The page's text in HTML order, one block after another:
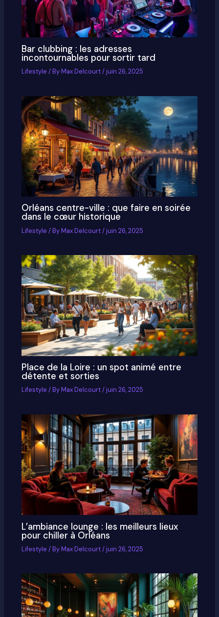
Bar clubbing : les adresses
incontournables pour sortir tard
Lifestyle / ByMax Delcourt/juin 26, 2025
Orléans centre-ville : que faire en soirée
dans le cœur historique
Lifestyle / ByMax Delcourt/juin 26, 2025
Place de la Loire : un spot animé entre
détente et sorties
Lifestyle / ByMax Delcourt/juin 26, 2025
L’ambiance lounge : les meilleurs lieux
pour chiller à Orléans
Lifestyle / ByMax Delcourt/juin 26, 2025